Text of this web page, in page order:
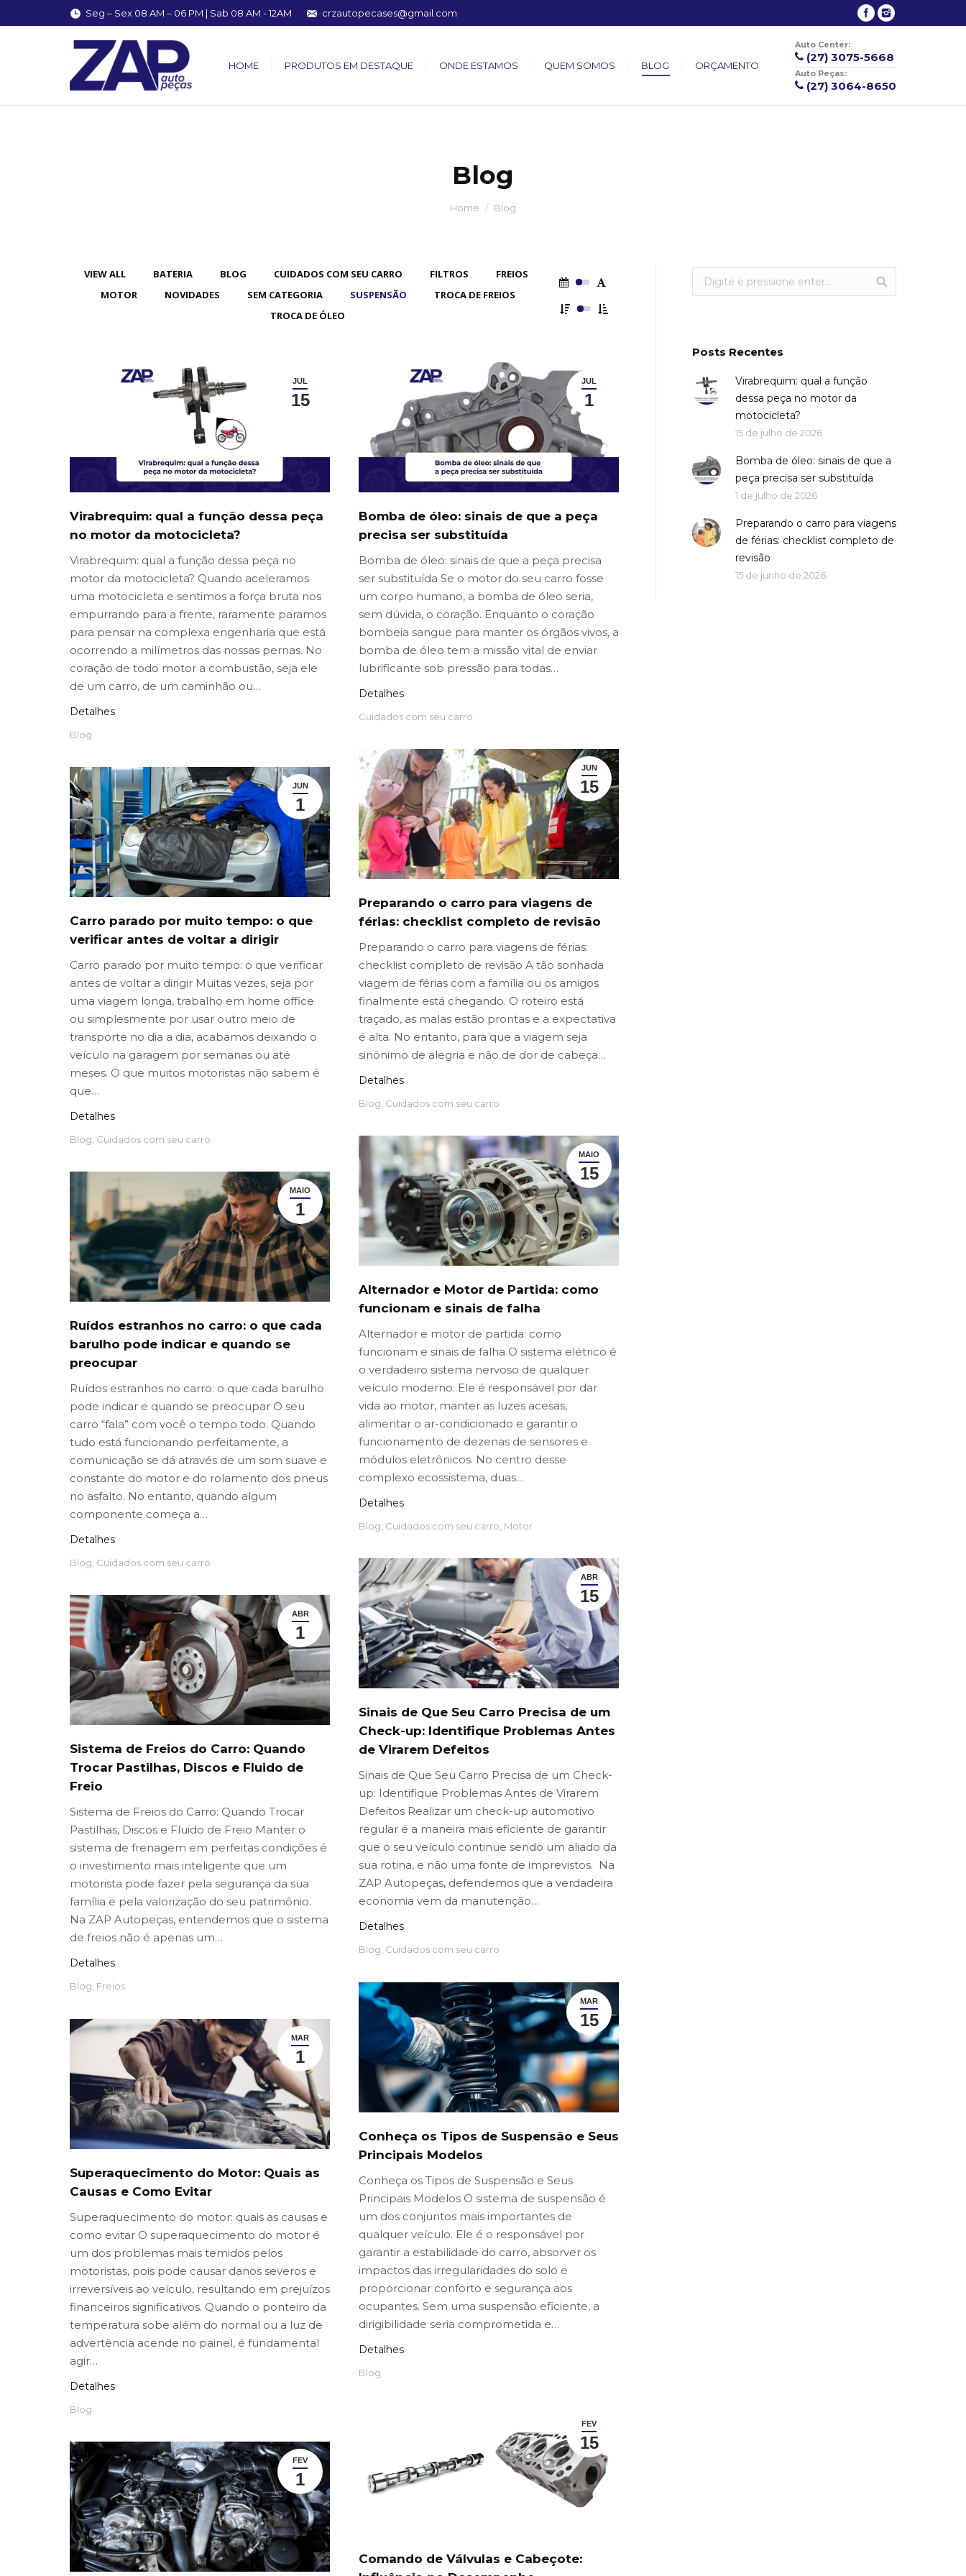
Seg – Sex 08 AM – 06 PM | Sab 08 AM - 12AM crzautopecases@gmail.com
HOME PRODUTOS EM DESTAQUE ONDE ESTAMOS QUEM SOMOS BLOG ORÇAMENTO
Auto Center:
(27) 3075-5668
Auto Peças:
(27) 3064-8650
Blog
Home Blog
VIEW ALL BATERIA BLOG CUIDADOS COM SEU CARRO FILTROS
FREIOS
MOTOR
NOVIDADES SEM CATEGORIA SUSPENSÃO
TROCA DE FREIOS
TROCA DE ÓLEO
JUL
15
Virabrequim: qual a função dessa peça
no motor da motocicleta?
Virabrequim: qual a função dessa peça no
motor da motocicleta? Quando aceleramos
uma motocicleta e sentimos a força bruta nos
empurrando para a frente, raramente paramos
para pensar na complexa engenharia que está
ocorrendo a milímetros das nossas pernas. No
coração de todo motor a combustão, seja ele
de um carro, de um caminhão ou…
Detalhes
Blog
JUL
1
Bomba de óleo: sinais de que a peça
precisa ser substituída
Bomba de óleo: sinais de que a peça precisa
ser substituída Se o motor do seu carro fosse
um corpo humano, a bomba de óleo seria,
sem dúvida, o coração. Enquanto o coração
bombeia sangue para manter os órgãos vivos, a
bomba de óleo tem a missão vital de enviar
lubrificante sob pressão para todas…
Detalhes
Cuidados com seu carro
JUN
15
Preparando o carro para viagens de
férias: checklist completo de revisão
Preparando o carro para viagens de férias:
checklist completo de revisão A tão sonhada
viagem de férias com a família ou os amigos
finalmente está chegando. O roteiro está
traçado, as malas estão prontas e a expectativa
é alta. No entanto, para que a viagem seja
sinônimo de alegria e não de dor de cabeça…
Detalhes
Blog, Cuidados com seu carro
JUN
1
Carro parado por muito tempo: o que
verificar antes de voltar a dirigir
Carro parado por muito tempo: o que verificar
antes de voltar a dirigir Muitas vezes, seja por
uma viagem longa, trabalho em home office
ou simplesmente por usar outro meio de
transporte no dia a dia, acabamos deixando o
veículo na garagem por semanas ou até
meses. O que muitos motoristas não sabem é
que…
Detalhes
Blog, Cuidados com seu carro
MAIO
15
Alternador e Motor de Partida: como
funcionam e sinais de falha
Alternador e motor de partida: como
funcionam e sinais de falha O sistema elétrico é
o verdadeiro sistema nervoso de qualquer
veículo moderno. Ele é responsável por dar
vida ao motor, manter as luzes acesas,
alimentar o ar-condicionado e garantir o
funcionamento de dezenas de sensores e
módulos eletrônicos. No centro desse
complexo ecossistema, duas…
Detalhes
Blog, Cuidados com seu carro, Motor
MAIO
1
Ruídos estranhos no carro: o que cada
barulho pode indicar e quando se
preocupar
Ruídos estranhos no carro: o que cada barulho
pode indicar e quando se preocupar O seu
carro “fala” com você o tempo todo. Quando
tudo está funcionando perfeitamente, a
comunicação se dá através de um som suave e
constante do motor e do rolamento dos pneus
no asfalto. No entanto, quando algum
componente começa a…
Detalhes
Blog, Cuidados com seu carro
ABR
15
Sinais de Que Seu Carro Precisa de um
Check-up: Identifique Problemas Antes
de Virarem Defeitos
Sinais de Que Seu Carro Precisa de um Check-
up: Identifique Problemas Antes de Virarem
Defeitos Realizar um check-up automotivo
regular é a maneira mais eficiente de garantir
que o seu veículo continue sendo um aliado da
sua rotina, e não uma fonte de imprevistos. Na
ZAP Autopeças, defendemos que a verdadeira
economia vem da manutenção…
Detalhes
Blog, Cuidados com seu carro
ABR
1
Sistema de Freios do Carro: Quando
Trocar Pastilhas, Discos e Fluido de
Freio
Sistema de Freios do Carro: Quando Trocar
Pastilhas, Discos e Fluido de Freio Manter o
sistema de frenagem em perfeitas condições é
o investimento mais inteligente que um
motorista pode fazer pela segurança da sua
família e pela valorização do seu patrimônio.
Na ZAP Autopeças, entendemos que o sistema
de freios não é apenas um…
Detalhes
Blog, Freios
MAR
15
Conheça os Tipos de Suspensão e Seus
Principais Modelos
Conheça os Tipos de Suspensão e Seus
Principais Modelos O sistema de suspensão é
um dos conjuntos mais importantes de
qualquer veículo. Ele é o responsável por
garantir a estabilidade do carro, absorver os
impactos das irregularidades do solo e
proporcionar conforto e segurança aos
ocupantes. Sem uma suspensão eficiente, a
dirigibilidade seria comprometida e…
Detalhes
Blog
MAR
1
Superaquecimento do Motor: Quais as
Causas e Como Evitar
Superaquecimento do motor: quais as causas e
como evitar O superaquecimento do motor é
um dos problemas mais temidos pelos
motoristas, pois pode causar danos severos e
irreversíveis ao veículo, resultando em prejuízos
financeiros significativos. Quando o ponteiro da
temperatura sobe além do normal ou a luz de
advertência acende no painel, é fundamental
agir…
Detalhes
Blog
FEV
15
Comando de Válvulas e Cabeçote:
FEV
1
Posts Recentes
Virabrequim: qual a função
dessa peça no motor da
motocicleta?
15 de julho de 2026
Bomba de óleo: sinais de que a
peça precisa ser substituída
1 de julho de 2026
Preparando o carro para viagens
de férias: checklist completo de
revisão
15 de junho de 2026